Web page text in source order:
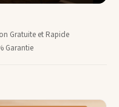
Gratuite et Rapide
Garantie